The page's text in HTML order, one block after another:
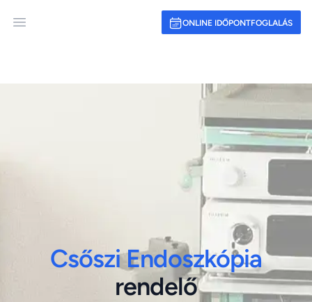
Open main menu ONLINE IDŐPONTFOGLALÁS
Csőszi Endoszkópia
rendelő